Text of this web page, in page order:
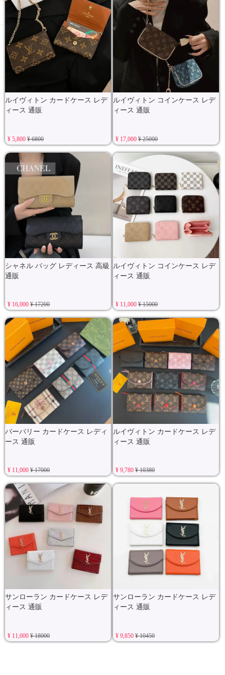
ルイヴィトン カードケース レデ
ィース 通販
¥ 5,800¥ 6800
ルイヴィトン コインケース レデ
ィース 通販
¥ 17,000¥ 25000
シャネル バッグ レディース 高級
通販
¥ 16,000¥ 17200
ルイヴィトン コインケース レデ
ィース 通販
¥ 11,000¥ 15000
バーバリー カードケース レディ
ース 通販
¥ 11,000¥ 17000
ルイヴィトン カードケース レデ
ィース 通販
¥ 9,780¥ 10380
サンローラン カードケース レデ
ィース 通販
¥ 11,000¥ 18000
サンローラン カードケース レデ
ィース 通販
¥ 9,850¥ 10450